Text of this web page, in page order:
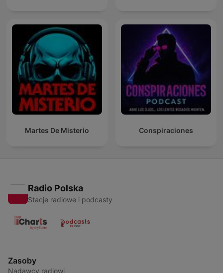
Martes De Misterio Conspiraciones
Radio Polska
Stacje radiowe i podcasty
Zasoby
Nadawcy radiowi